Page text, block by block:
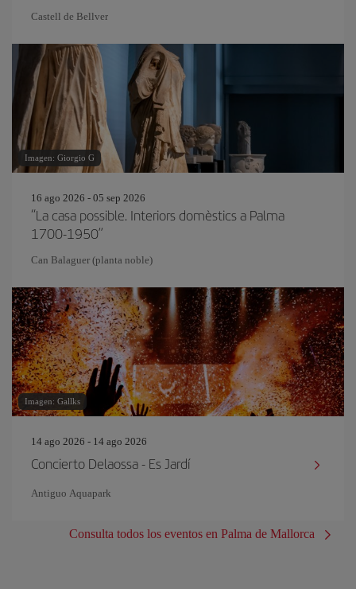
Castell de Bellver
Imagen: Giorgio G
16 ago 2026 - 05 sep 2026
“La casa possible. Interiors domèstics a Palma
1700-1950”
Can Balaguer (planta noble)
Imagen: Gallks
14 ago 2026 - 14 ago 2026
Concierto Delaossa - Es Jardí
Antiguo Aquapark
Consulta todos los eventos en Palma de Mallorca